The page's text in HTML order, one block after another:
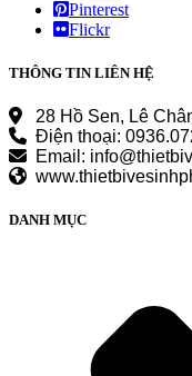
Pinterest
Flickr
THÔNG TIN LIÊN HỆ
28 Hồ Sen, Lê
Điện thoại:
Email:
DANH MỤC